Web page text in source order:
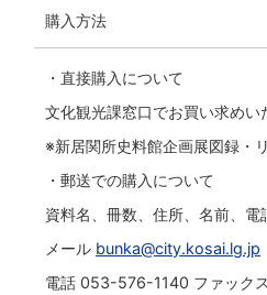
購入方法
・直接購入について
文化観光課窓口でお買い求めい
※新居関所史料館企画展図録・
・郵送での購入について
資料名、冊数、住所、名前、電
メール bunka@city.kosai.lg.jp
電話 053-576-1140 ファック